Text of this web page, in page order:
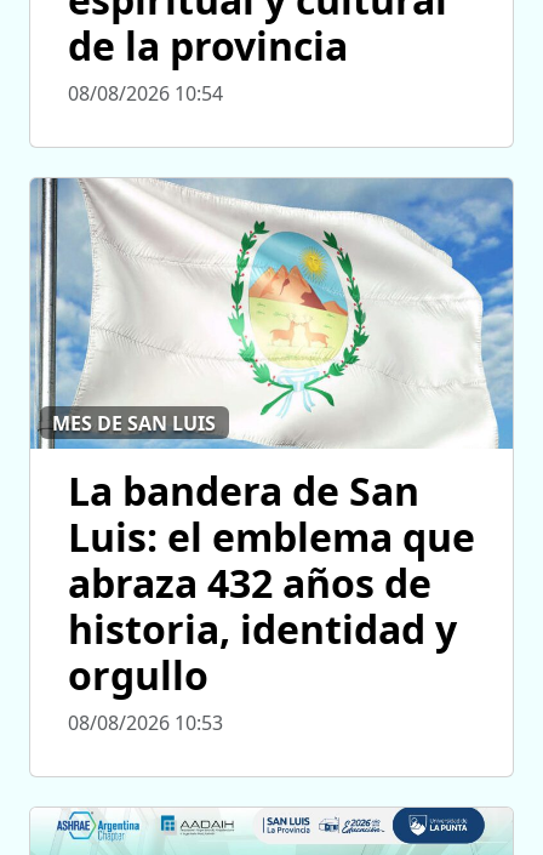
de la provincia
08/08/2026 10:54
MES DE SAN LUIS
La bandera de San
Luis: el emblema que
abraza 432 años de
historia, identidad y
orgullo
08/08/2026 10:53